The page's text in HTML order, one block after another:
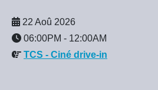
22 Aoû 2026
06:00PM - 12:00AM
TCS - Ciné drive-in